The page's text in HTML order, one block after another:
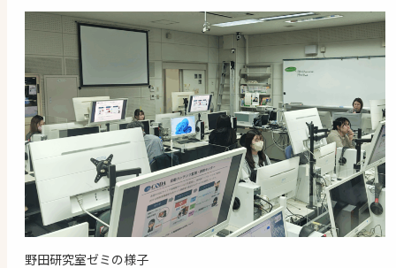
野田研究室ゼミの様子